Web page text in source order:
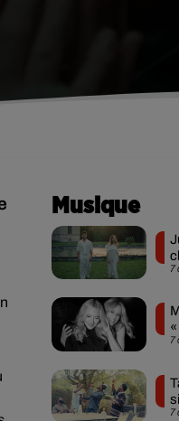
Musique
7
7
7